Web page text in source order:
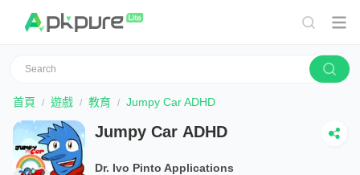
首頁 遊戲 教育 Jumpy Car ADHD
Jumpy Car ADHD
Dr. Ivo Pinto Applications